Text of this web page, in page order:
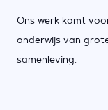
Ons werk komt
onderwijs van
samenleving.